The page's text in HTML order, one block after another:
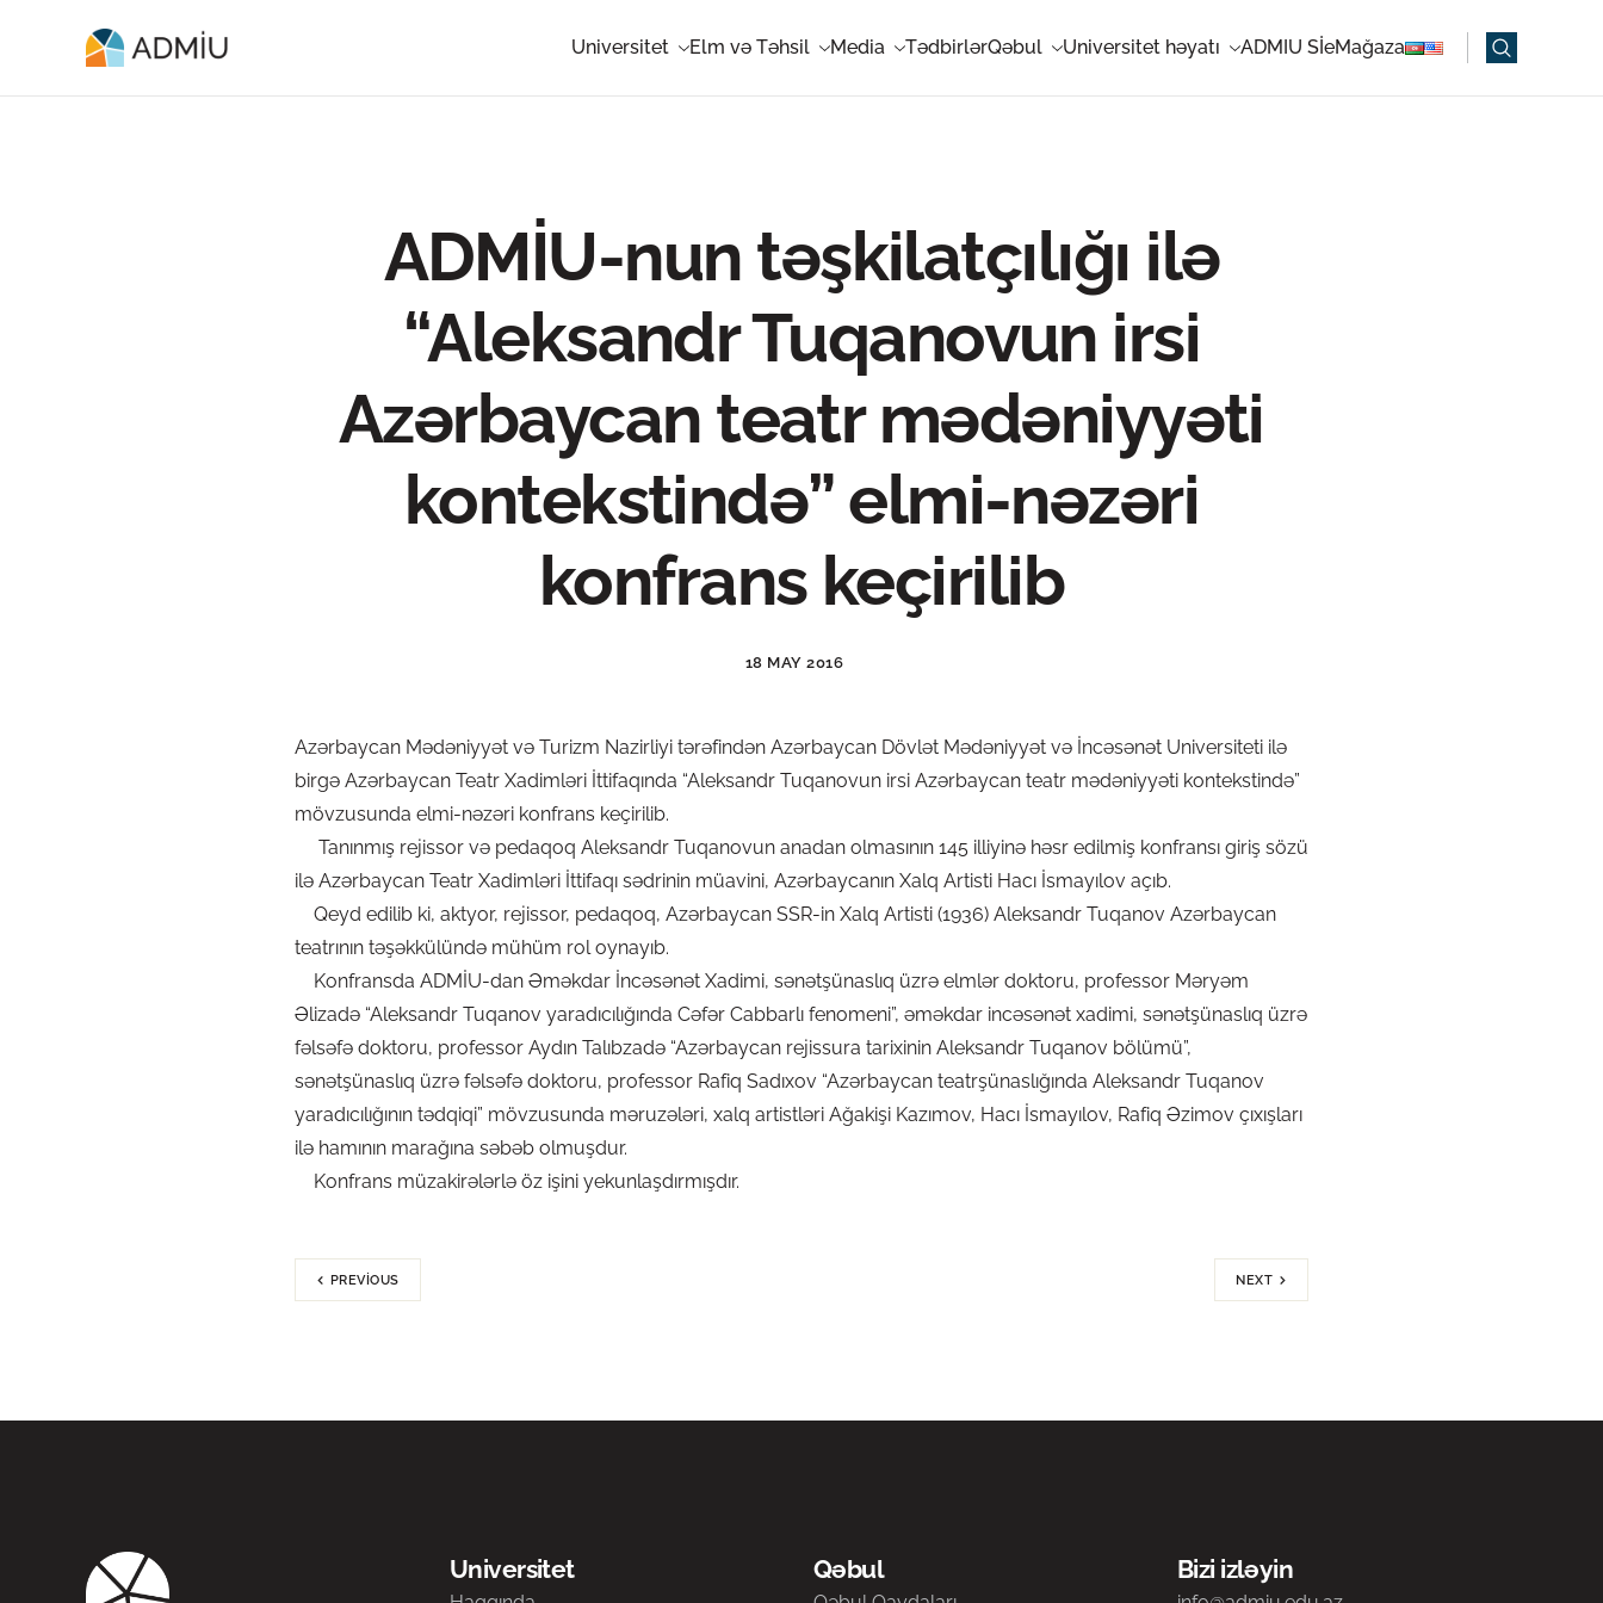
Universitet Elm və Təhsil Media TədbirlərQəbul Universitet həyatı ADMIU SİeMağaza
ADMİU-nun təşkilatçılığı ilə
“Aleksandr Tuqanovun irsi
Azərbaycan teatr mədəniyyəti
kontekstində” elmi-nəzəri
konfrans keçirilib
18 MAY 2016
Azərbaycan Mədəniyyət və Turizm Nazirliyi tərəfindən Azərbaycan Dövlət Mədəniyyət və İncəsənət Universiteti ilə
birgə Azərbaycan Teatr Xadimləri İttifaqında “Aleksandr Tuqanovun irsi Azərbaycan teatr mədəniyyəti kontekstində”
mövzusunda elmi-nəzəri konfrans keçirilib.
Tanınmış rejissor və pedaqoq Aleksandr Tuqanovun anadan olmasının 145 illiyinə həsr edilmiş konfransı giriş sözü
ilə Azərbaycan Teatr Xadimləri İttifaqı sədrinin müavini, Azərbaycanın Xalq Artisti Hacı İsmayılov açıb.
Qeyd edilib ki, aktyor, rejissor, pedaqoq, Azərbaycan SSR-in Xalq Artisti (1936) Aleksandr Tuqanov Azərbaycan
teatrının təşəkkülündə mühüm rol oynayıb.
Konfransda ADMİU-dan Əməkdar İncəsənət Xadimi, sənətşünaslıq üzrə elmlər doktoru, professor Məryəm
Əlizadə “Aleksandr Tuqanov yaradıcılığında Cəfər Cabbarlı fenomeni”, əməkdar incəsənət xadimi, sənətşünaslıq üzrə
fəlsəfə doktoru, professor Aydın Talıbzadə “Azərbaycan rejissura tarixinin Aleksandr Tuqanov bölümü”,
sənətşünaslıq üzrə fəlsəfə doktoru, professor Rafiq Sadıxov “Azərbaycan teatrşünaslığında Aleksandr Tuqanov
yaradıcılığının tədqiqi” mövzusunda məruzələri, xalq artistləri Ağakişi Kazımov, Hacı İsmayılov, Rafiq Əzimov çıxışları
ilə hamının marağına səbəb olmuşdur.
Konfrans müzakirələrlə öz işini yekunlaşdırmışdır.
PREVIOUS NEXT
Universitet Qəbul Bizi izləyin